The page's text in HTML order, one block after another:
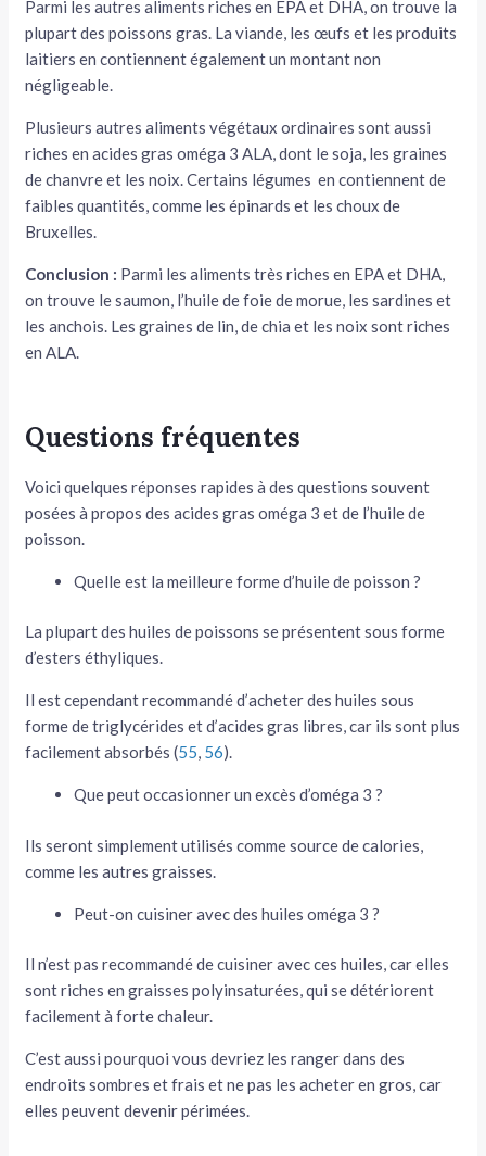
Parmi les autres aliments riches en EPA et DHA, on trouve la
plupart des poissons gras. La viande, les œufs et les produits
laitiers en contiennent également un montant non
négligeable.
Plusieurs autres aliments végétaux ordinaires sont aussi
riches en acides gras oméga 3 ALA, dont le soja, les graines
de chanvre et les noix. Certains légumes en contiennent de
faibles quantités, comme les épinards et les choux de
Bruxelles.
Conclusion : Parmi les aliments très riches en EPA et DHA,
on trouve le saumon, l’huile de foie de morue, les sardines et
les anchois. Les graines de lin, de chia et les noix sont riches
en ALA.
Questions fréquentes
Voici quelques réponses rapides à des questions souvent
posées à propos des acides gras oméga 3 et de l’huile de
poisson.
Quelle est la meilleure forme d’huile de poisson ?
La plupart des huiles de poissons se présentent sous forme
d’esters éthyliques.
Il est cependant recommandé d’acheter des huiles sous
forme de triglycérides et d’acides gras libres, car ils sont plus
facilement absorbés (55, 56).
Que peut occasionner un excès d’oméga 3 ?
Ils seront simplement utilisés comme source de calories,
comme les autres graisses.
Peut-on cuisiner avec des huiles oméga 3 ?
Il n’est pas recommandé de cuisiner avec ces huiles, car elles
sont riches en graisses polyinsaturées, qui se détériorent
facilement à forte chaleur.
C’est aussi pourquoi vous devriez les ranger dans des
endroits sombres et frais et ne pas les acheter en gros, car
elles peuvent devenir périmées.